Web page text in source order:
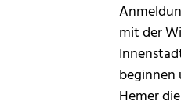
mit der
beginnen
Hemer